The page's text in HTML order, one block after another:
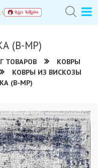
(В-МР)
ТОВАРОВ
КОВРЫ
КОВРЫ ИЗ ВИСКОЗЫ
(В-МР)